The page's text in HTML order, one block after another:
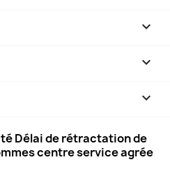


keyboard_arrow_down
Délai de rétractation de
centre service agrée